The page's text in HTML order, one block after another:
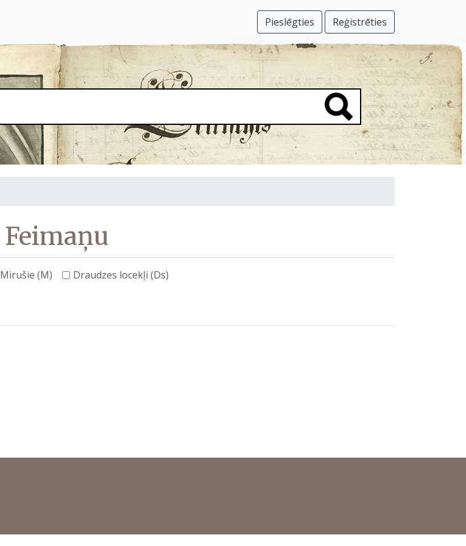
Pieslēgties Reģistrēties
Feimaņu
Mirušie (M) Draudzes locekļi (Ds)